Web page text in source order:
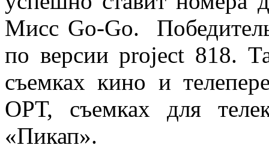
Мисс Go-Go.
по версии project 818.
съемках кино и
ОРТ, съемках для
«Пикап».